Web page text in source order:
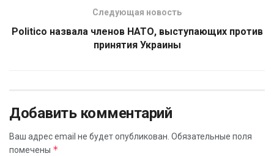
Следующая новость
Politico назвала членов НАТО, выступающих против
принятия Украины
Добавить комментарий
Ваш адрес email не будет опубликован. Обязательные поля
помечены *